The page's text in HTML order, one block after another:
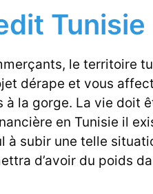
Tunisie
le territoire
dérape et vous
à la gorge. La vie doit
en Tunisie il
à subir une telle
d’avoir du poids